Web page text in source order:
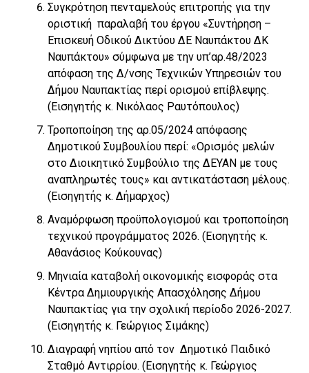
Συγκρότηση πενταμελούς επιτροπής για την
οριστική παραλαβή του έργου «Συντήρηση –
Επισκευή Οδικού Δικτύου ΔΕ Ναυπάκτου ΔΚ
Ναυπάκτου» σύμφωνα με την υπ’αρ.48/2023
απόφαση της Δ/νσης Τεχνικών Υπηρεσιών του
Δήμου Ναυπακτίας περί ορισμού επίβλεψης.
(Εισηγητής κ. Νικόλαος Ραυτόπουλος)
Τροποποίηση της αρ.05/2024 απόφασης
Δημοτικού Συμβουλίου περί: «Ορισμός μελών
στο Διοικητικό Συμβούλιο της ΔΕΥΑΝ με τους
αναπληρωτές τους» και αντικατάσταση μέλους.
(Εισηγητής κ. Δήμαρχος)
Αναμόρφωση προϋπολογισμού και τροποποίηση
τεχνικού προγράμματος 2026. (Εισηγητής κ.
Αθανάσιος Κούκουνας)
Μηνιαία καταβολή οικονομικής εισφοράς στα
Κέντρα Δημιουργικής Απασχόλησης Δήμου
Ναυπακτίας για την σχολική περίοδο 2026-2027.
(Εισηγητής κ. Γεώργιος Σιμάκης)
Διαγραφή νηπίου από τον Δημοτικό Παιδικό
Σταθμό Αντιρρίου. (Εισηγητής κ. Γεώργιος